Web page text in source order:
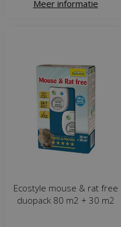
Meer informatie
Ecostyle mouse & rat free
duopack 80 m2 + 30 m2